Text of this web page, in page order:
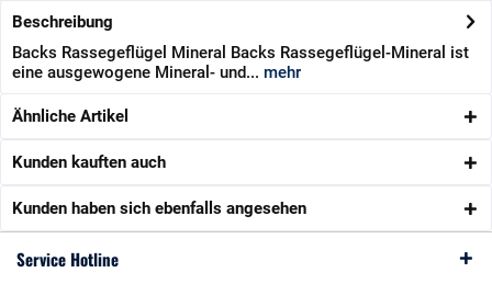
Beschreibung
Backs Rassegeflügel Mineral Backs Rassegeflügel-Mineral ist
eine ausgewogene Mineral- und... mehr
Ähnliche Artikel
Kunden kauften auch
Kunden haben sich ebenfalls angesehen
Service Hotline